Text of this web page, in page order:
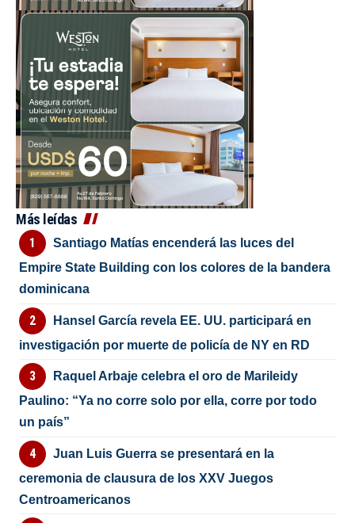
Más leídas
Santiago Matías encenderá las luces del
Empire State Building con los colores de la bandera
dominicana
Hansel García revela EE. UU. participará en
investigación por muerte de policía de NY en RD
Raquel Arbaje celebra el oro de Marileidy
Paulino: “Ya no corre solo por ella, corre por todo
un país”
Juan Luis Guerra se presentará en la
ceremonia de clausura de los XXV Juegos
Centroamericanos